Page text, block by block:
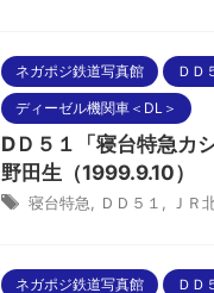
ネガポジ鉄道写真館 ＤＤ
ディーゼル機関車＜DL＞
DＤ５１「寝台特急カ
野田生（1999.9.10）
寝台特急 ＤＤ５１ ＪＲ
ネガポジ鉄道写真館 ＤＤ